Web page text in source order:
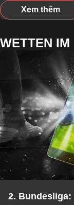
Xem thêm
WETTEN IM
2. Bundesliga: